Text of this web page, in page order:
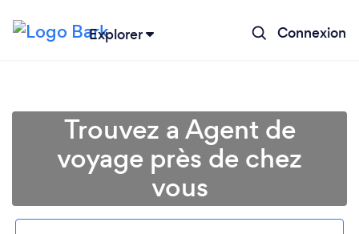
Explorer Connexion
Trouvez a Agent de
voyage près de chez
vous